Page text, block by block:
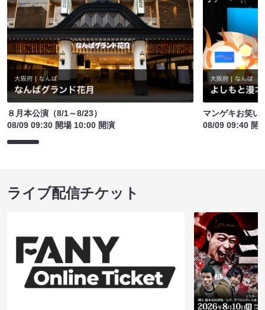
８月本公演（8/1～8/23）
08/09 09:30 開場 10:00 開演
マンゲキお笑い
08/09 09:40 開
ライブ配信チケット